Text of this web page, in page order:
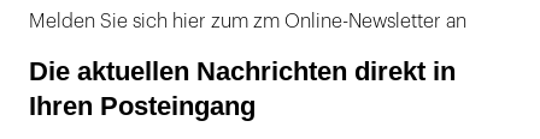
Melden Sie sich hier zum zm Online-Newsletter an
Die aktuellen Nachrichten direkt in
Ihren Posteingang